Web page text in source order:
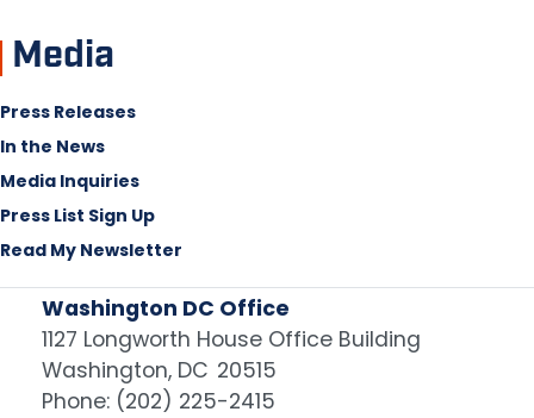
Media
Press Releases
In the News
Media Inquiries
Press List Sign Up
Read My Newsletter
Washington DC Office
1127 Longworth House Office Building
Washington, DC20515
Phone: (202) 225-2415